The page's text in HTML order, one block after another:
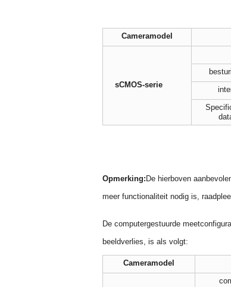
Cameramodel
sCMOS-serie
Opmerking: De hierboven
meer functionaliteit nodig is,
De computergestuurde
beeldverlies, is als volgt:
Cameramodel